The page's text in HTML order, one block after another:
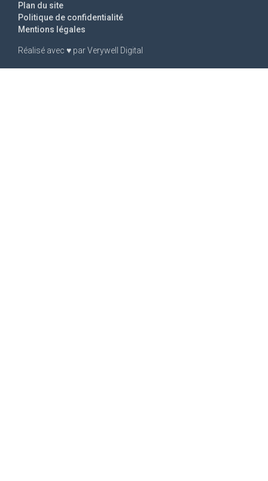
Réalisé avec ♥ parVerywell Digital
Mentions légales
Politique de confidentialité
Plan du site